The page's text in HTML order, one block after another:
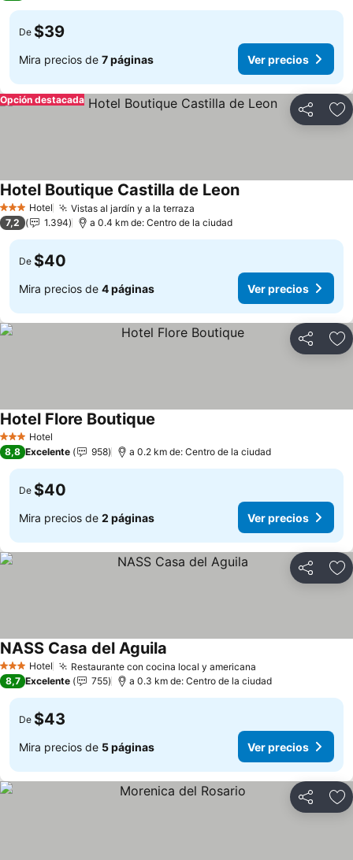
De $39
Mira precios de 7 páginas Ver precios
Compartir
Opción destacada
3 Estrellas
Hotel Vistas al jardín y a la terraza
Hotel Boutique Castilla de LeonVer precios
7,2 1.394 a 0.4 km de: Centro de la ciudad
De $40
Mira precios de 4 páginas Ver precios
Compartir
3 Estrellas
Hotel
Hotel Flore Boutique
8,8 Excelente 958 a 0.2 km de: Centro de la ciudad
De $40
Mira precios de 2 páginas Ver precios
Compartir
3 Estrellas
Hotel Restaurante con cocina local y americana
NASS Casa del Aguila
8,7 Excelente 755 a 0.3 km de: Centro de la ciudad
De $43
Mira precios de 5 páginas Ver precios
Compartir